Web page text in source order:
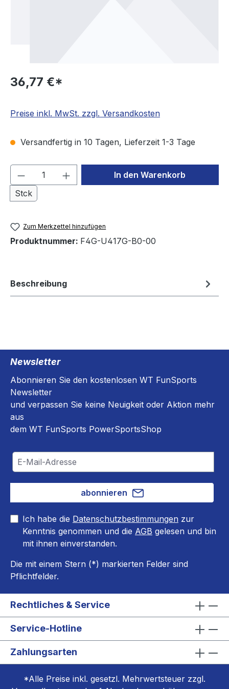
36,77 €*
Preise inkl. MwSt. zzgl. Versandkosten
Versandfertig in 10 Tagen, Lieferzeit 1-3 Tage
Produkt Anzahl: Gib den
Stck
In den Warenkorb
Zum Merkzettel hinzufügen
Produktnummer: F4G-U417G-B0-00
Beschreibung
Newsletter
Abonnieren Sie den kostenlosen WT FunSports
Newsletter
und verpassen Sie keine Neuigkeit oder Aktion mehr
aus
dem WT FunSports PowerSportsShop
abonnieren
Ich habe die Datenschutzbestimmungen zur
Kenntnis genommen und die AGB gelesen und bin
mit ihnen einverstanden.
Die mit einem Stern (*) markierten Felder sind
Pflichtfelder.
Rechtliches & Service
Service-Hotline
Zahlungsarten
*Alle Preise inkl. gesetzl. Mehrwertsteuer zzgl.